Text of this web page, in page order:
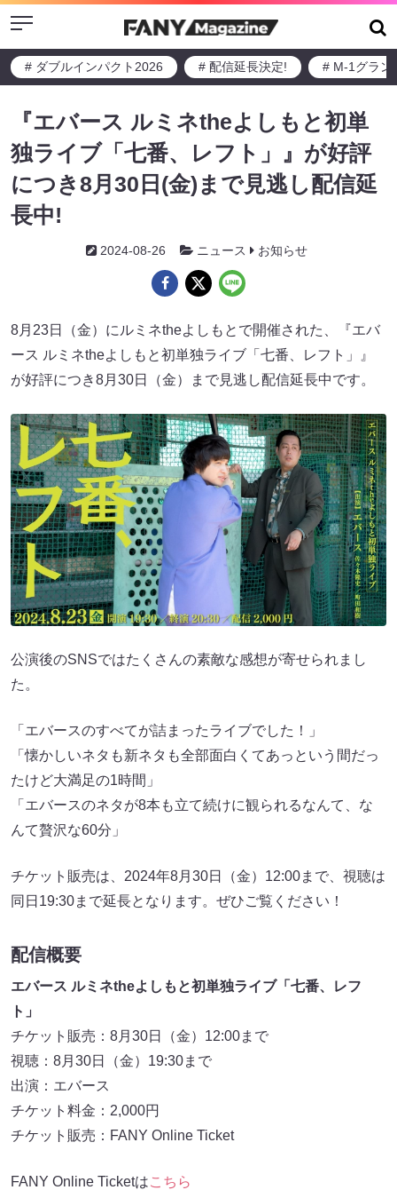
Menu
# ダブルインパクト2026 # 配信延長決定! # M-1グラン
『エバース ルミネtheよしもと初単
独ライブ「七番、レフト」』が好評
につき8月30日(金)まで見逃し配信延
長中!
2024-08-26 ニュース お知らせ
8月23日（金）にルミネtheよしもとで開催された、『エバ
ース ルミネtheよしもと初単独ライブ「七番、レフト」』
が好評につき8月30日（金）まで見逃し配信延長中です。
公演後のSNSではたくさんの素敵な感想が寄せられまし
た。
「エバースのすべてが詰まったライブでした！」
「懐かしいネタも新ネタも全部面白くてあっという間だっ
たけど大満足の1時間」
「エバースのネタが8本も立て続けに観られるなんて、な
んて贅沢な60分」
チケット販売は、2024年8月30日（金）12:00まで、視聴は
同日19:30まで延長となります。ぜひご覧ください！
配信概要
エバース ルミネtheよしもと初単独ライブ「七番、レフ
ト」
チケット販売：8月30日（金）12:00まで
視聴：8月30日（金）19:30まで
出演：エバース
チケット料金：2,000円
チケット販売：FANY Online Ticket
FANY Online Ticketはこちら